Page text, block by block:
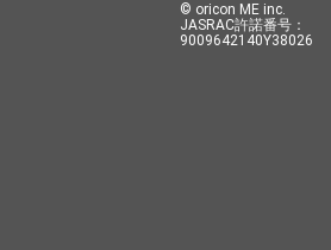
© oricon ME inc.
JASRAC許諾番号：
9009642140Y38026